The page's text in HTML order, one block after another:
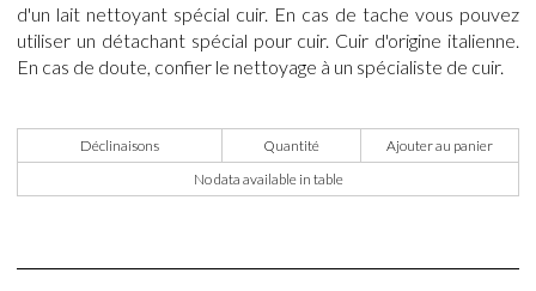
d'un lait nettoyant spécial cuir. En cas de tache vous pouvez
utiliser un détachant spécial pour cuir. Cuir d'origine italienne.
En cas de doute, confier le nettoyage à un spécialiste de cuir.
Déclinaisons Quantité
Ajouter au panier
No data available in table